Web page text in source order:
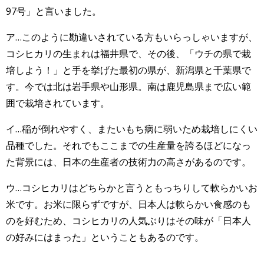
97号」と言いました。
ア…このように勘違いされている方もいらっしゃいますが、
コシヒカリの生まれは福井県で、その後、「ウチの県で栽
培しよう！」と手を挙げた最初の県が、新潟県と千葉県で
す。今では北は岩手県や山形県。南は鹿児島県まで広い範
囲で栽培されています。
イ…稲が倒れやすく、またいもち病に弱いため栽培しにくい
品種でした。それでもここまでの生産量を誇るほどになっ
た背景には、日本の生産者の技術力の高さがあるのです。
ウ…コシヒカリはどちらかと言うともっちりして軟らかいお
米です。お米に限らずですが、日本人は軟らかい食感のも
のを好むため、コシヒカリの人気ぶりはその味が「日本人
の好みにはまった」ということもあるのです。